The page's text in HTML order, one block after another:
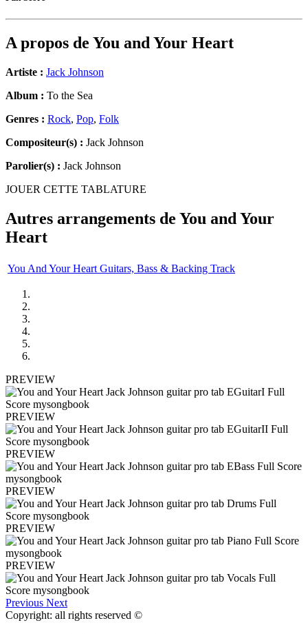
A propos de You and Your Heart
Artiste : Jack Johnson
Album : To the Sea
Genres : Rock, Pop, Folk
Compositeur(s) : Jack Johnson
Parolier(s) : Jack Johnson
JOUER CETTE TABLATURE
Autres arrangements de You and Your
Heart
You And Your Heart Guitars, Bass & Backing Track
PREVIEW
PREVIEW
PREVIEW
PREVIEW
PREVIEW
PREVIEW
Previous Next
Copyright: all rights reserved ©